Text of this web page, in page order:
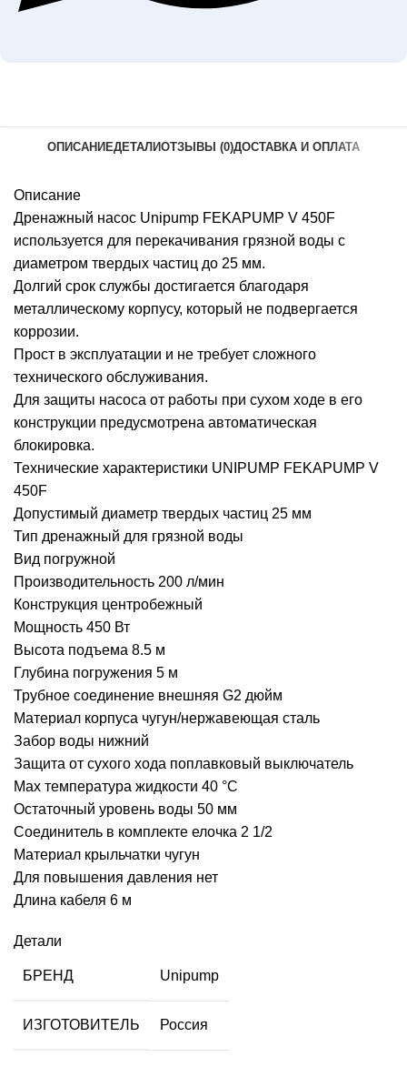
ОПИСАНИЕДЕТАЛИОТЗЫВЫ (0)ДОСТАВКА И ОПЛАТА
Описание
Дренажный насос Unipump FEKAPUMP V 450F
используется для перекачивания грязной воды с
диаметром твердых частиц до 25 мм.
Долгий срок службы достигается благодаря
металлическому корпусу, который не подвергается
коррозии.
Прост в эксплуатации и не требует сложного
технического обслуживания.
Для защиты насоса от работы при сухом ходе в его
конструкции предусмотрена автоматическая
блокировка.
Технические характеристики UNIPUMP FEKAPUMP V
450F
Допустимый диаметр твердых частиц 25 мм
Тип дренажный для грязной воды
Вид погружной
Производительность 200 л/мин
Конструкция центробежный
Мощность 450 Вт
Высота подъема 8.5 м
Глубина погружения 5 м
Трубное соединение внешняя G2 дюйм
Материал корпуса чугун/нержавеющая сталь
Забор воды нижний
Защита от сухого хода поплавковый выключатель
Мах температура жидкости 40 °С
Остаточный уровень воды 50 мм
Соединитель в комплекте елочка 2 1/2
Материал крыльчатки чугун
Для повышения давления нет
Длина кабеля 6 м
Детали
БРЕНД Unipump
ИЗГОТОВИТЕЛЬ Россия